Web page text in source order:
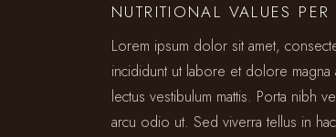
NUTRITIONAL VALUES
Lorem ipsum dolor sit amet,
incididunt ut labore et dolore
lectus vestibulum mattis. Porta nibh
arcu odio ut. Sed viverra tellus in